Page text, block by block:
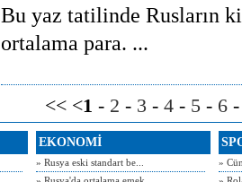
Bu yaz tatilinde Rusların
ortalama para. ...
<< <1 - 2 - 3 - 4 - 5 - 6
EKONOMİ
» Rusya eski standart be...
» Rusya'da ortalama emek...
»
»